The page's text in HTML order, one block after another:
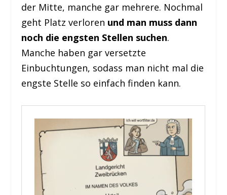
der Mitte, manche gar mehrere. Nochmal
geht Platz verloren und man muss dann
noch die engsten Stellen suchen.
Manche haben gar versetzte
Einbuchtungen, sodass man nicht mal die
engste Stelle so einfach finden kann.